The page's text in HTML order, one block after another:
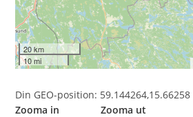
20 km
10 mi
Din GEO-position: 59.144264,15.66258
Zooma in Zooma ut